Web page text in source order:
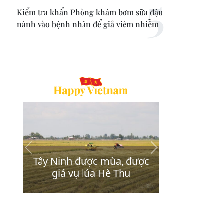
Kiểm tra khẩn Phòng khám bơm sữa đậu
nành vào bệnh nhân để giả viêm nhiễm